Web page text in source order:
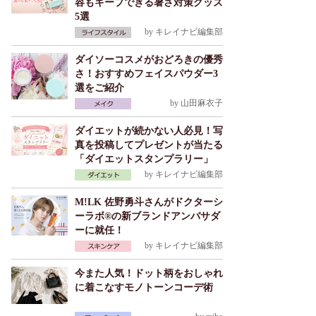
容もキープできる暑さ対策グッズ
5選
by キレイナビ編集部
ダイソーコスメがおどろきの優秀
さ！おすすめフェイスパウダー3
選をご紹介
by 山田麻衣子
ダイエットが続かない人必見！写
真を投稿してプレゼントが当たる
「ダイエットスタンプラリー」
by キレイナビ編集部
M!LK 佐野勇斗さんがドクターシ
ーラボ®の新ブランドアンバサダ
ーに就任！
by キレイナビ編集部
今また人気！ドット柄をおしゃれ
に着こなすモノトーンコーデ術